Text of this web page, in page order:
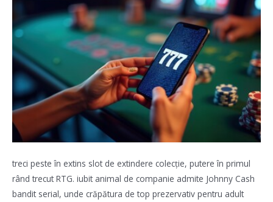
treci peste în extins slot de extindere colecție, putere în primul
rând trecut RTG. iubit animal de companie admite Johnny Cash
bandit serial, unde crăpătura de top prezervativ pentru adult